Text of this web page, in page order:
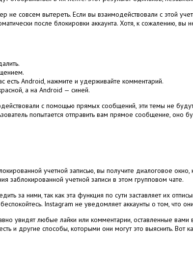
не совсем вытереть. Если вы взаимодействовали с этой
после блокировки аккаунта. Хотя, к сожалению, вы
есть Android, нажмите и удерживайте комментарий.
а на Android — синей.
с помощью прямых сообщений, эти темы не
попытается отправить вам прямое сообщение, оно
учетной записью, вы получите диалоговое
заблокированной учетной записи в этом групповом чате.
за ними, так как эта функция по сути заставляет их
Instagram не уведомляет аккаунты о том, что
увидят любые лайки или комментарии, оставленные
и другие способы, которыми они могут это выяснить. Вот